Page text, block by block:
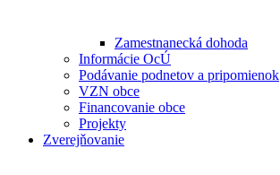
Zamestnanecká dohoda
Informácie OcÚ
Podávanie podnetov a pripomienok
VZN obce
Financovanie obce
Projekty
Zverejňovanie